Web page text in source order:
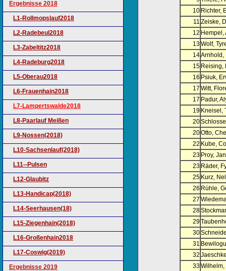
Ergebnisse 2018
L1-Rollmopslauf2018
L2-Radebeul2018
L3-Zabeltitz2018
L4-Radeburg2018
L5-Oberau2018
L6-Frauenhain2018
L7-Lampertswalde2018
L8-Paarlauf Meißen
L9-Nossen(2018)
L10-Sachsenlauf(2018)
L11--Pulsen
L12-Glaubitz
L13-Handicap(2018)
L14-Seerhausen(18)
L15-Ziegenhain(2018)
L16-Großenhain2018
L17-Coswig(2019)
Ergebnisse 2019
10 Richter,
11 Zeiske,
12 Hempel,
13Wolf,
14Arnhold,
15 Reising,
16 Psiuk,
17 Witt,
17 Padur,
19 Kneisel,
20
20Otto,
22 Kube,
23 Proy,
23 Räder,
25 Kurz,
26 Rühle,
27
28
29
30
31
32
33Wilhelm,